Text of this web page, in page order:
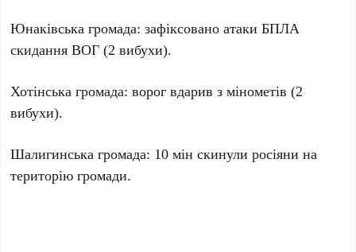
Юнаківська громада: зафіксовано атаки БПЛА
скидання ВОГ (2 вибухи).
Хотінська громада: ворог вдарив з мінометів (2
вибухи).
Шалигинська громада: 10 мін скинули росіяни на
територію громади.